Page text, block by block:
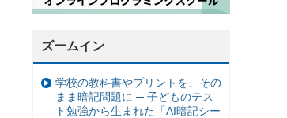
ズームイン
学校の教科書やプリントを、その
まま暗記問題に ─ 子どものテス
ト勉強から生まれた「AI暗記シー